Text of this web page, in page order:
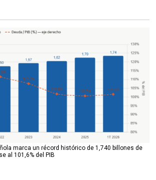
marca un récord histórico de 1,740 billones de
al 101,6% del PIB